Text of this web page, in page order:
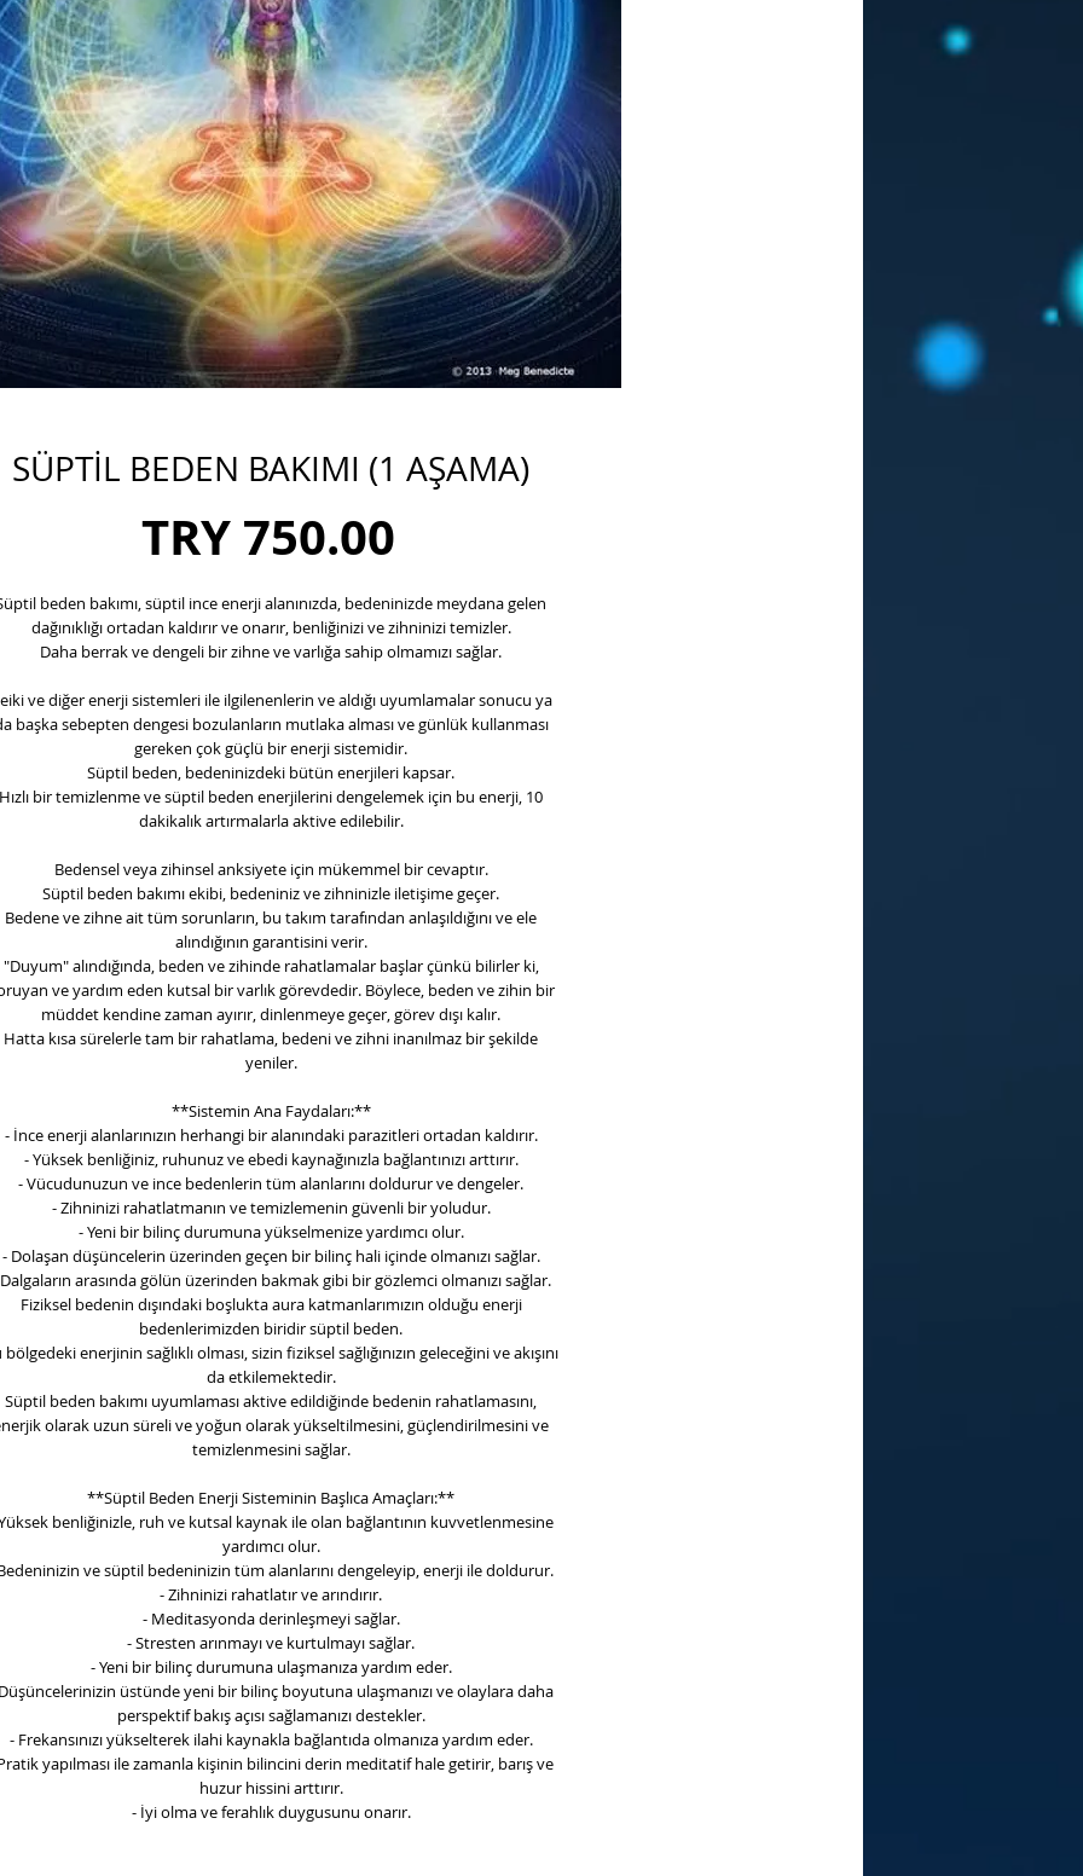
SÜPTİL BEDEN BAKIMI (1 AŞAMA)
TRY 750.00Price
beden bakımı, süptil ince enerji alanınızda, bedeninizde meydana gelen
dağınıklığı ortadan kaldırır ve onarır, benliğinizi ve zihninizi temizler.
Daha berrak ve dengeli bir zihne ve varlığa sahip olmamızı sağlar.
ve diğer enerji sistemleri ile ilgilenenlerin ve aldığı uyumlamalar sonucu ya
başka sebepten dengesi bozulanların mutlaka alması ve günlük kullanması
gereken çok güçlü bir enerji sistemidir.
Süptil beden, bedeninizdeki bütün enerjileri kapsar.
Hızlı bir temizlenme ve süptil beden enerjilerini dengelemek için bu enerji, 10
dakikalık artırmalarla aktive edilebilir.
Bedensel veya zihinsel anksiyete için mükemmel bir cevaptır.
Süptil beden bakımı ekibi, bedeniniz ve zihninizle iletişime geçer.
Bedene ve zihne ait tüm sorunların, bu takım tarafından anlaşıldığını ve ele
alındığının garantisini verir.
"Duyum" alındığında, beden ve zihinde rahatlamalar başlar çünkü bilirler ki,
ve yardım eden kutsal bir varlık görevdedir. Böylece, beden ve zihin bir
müddet kendine zaman ayırır, dinlenmeye geçer, görev dışı kalır.
Hatta kısa sürelerle tam bir rahatlama, bedeni ve zihni inanılmaz bir şekilde
yeniler.
**Sistemin Ana Faydaları:**
- İnce enerji alanlarınızın herhangi bir alanındaki parazitleri ortadan kaldırır.
- Yüksek benliğiniz, ruhunuz ve ebedi kaynağınızla bağlantınızı arttırır.
- Vücudunuzun ve ince bedenlerin tüm alanlarını doldurur ve dengeler.
- Zihninizi rahatlatmanın ve temizlemenin güvenli bir yoludur.
- Yeni bir bilinç durumuna yükselmenize yardımcı olur.
- Dolaşan düşüncelerin üzerinden geçen bir bilinç hali içinde olmanızı sağlar.
arasında gölün üzerinden bakmak gibi bir gözlemci olmanızı sağlar.
Fiziksel bedenin dışındaki boşlukta aura katmanlarımızın olduğu enerji
bedenlerimizden biridir süptil beden.
bölgedeki enerjinin sağlıklı olması, sizin fiziksel sağlığınızın geleceğini ve akışını
da etkilemektedir.
Süptil beden bakımı uyumlaması aktive edildiğinde bedenin rahatlamasını,
olarak uzun süreli ve yoğun olarak yükseltilmesini, güçlendirilmesini ve
temizlenmesini sağlar.
**Süptil Beden Enerji Sisteminin Başlıca Amaçları:**
benliğinizle, ruh ve kutsal kaynak ile olan bağlantının kuvvetlenmesine
yardımcı olur.
ve süptil bedeninizin tüm alanlarını dengeleyip, enerji ile doldurur.
- Zihninizi rahatlatır ve arındırır.
- Meditasyonda derinleşmeyi sağlar.
- Stresten arınmayı ve kurtulmayı sağlar.
- Yeni bir bilinç durumuna ulaşmanıza yardım eder.
üstünde yeni bir bilinç boyutuna ulaşmanızı ve olaylara daha
perspektif bakış açısı sağlamanızı destekler.
- Frekansınızı yükselterek ilahi kaynakla bağlantıda olmanıza yardım eder.
yapılması ile zamanla kişinin bilincini derin meditatif hale getirir, barış ve
huzur hissini arttırır.
- İyi olma ve ferahlık duygusunu onarır.